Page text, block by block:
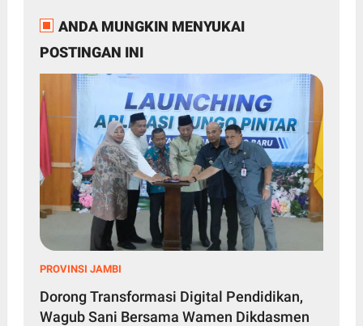
ANDA MUNGKIN MENYUKAI
POSTINGAN INI
PROVINSI JAMBI
Dorong Transformasi Digital Pendidikan,
Wagub Sani Bersama Wamen Dikdasmen